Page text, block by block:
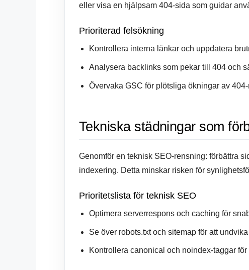
eller visa en hjälpsam 404-sida som guidar
Prioriterad felsökning
Kontrollera interna länkar och uppdatera
Analysera backlinks som pekar till 404 och
Övervaka GSC för plötsliga ökningar av 404-
Tekniska städningar som
Genomför en teknisk SEO-rensning: förbättra
indexering. Detta minskar risken för
Prioritetslista för teknisk SEO
Optimera serverrespons och caching för
Se över robots.txt och sitemap för att
Kontrollera canonical och noindex-taggar